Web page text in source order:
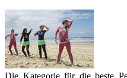
Die Kategorie für die beste